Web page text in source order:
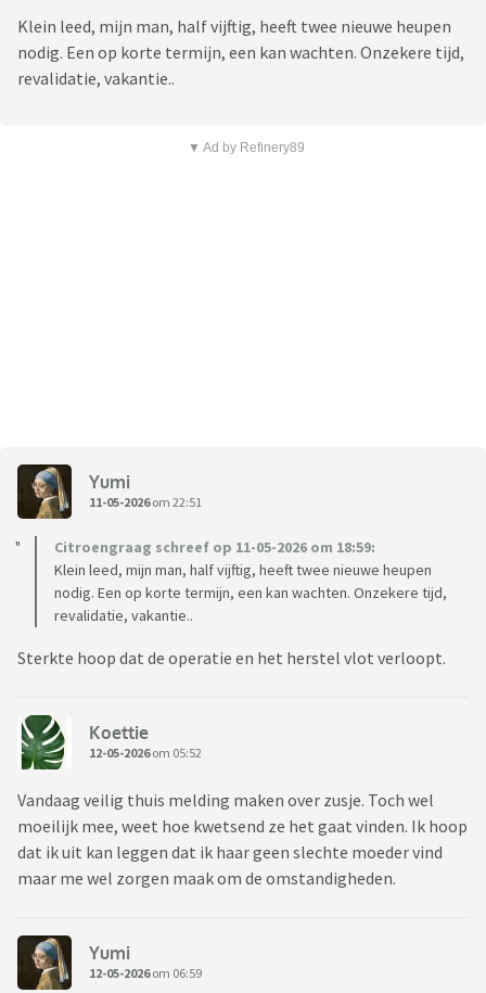
Klein leed, mijn man, half vijftig, heeft twee nieuwe heupen
nodig. Een op korte termijn, een kan wachten. Onzekere tijd,
revalidatie, vakantie..
▼ Ad by Refinery89
Yumi
11-05-2026om 22:51
Citroengraag schreef op 11-05-2026 om 18:59:
Klein leed, mijn man, half vijftig, heeft twee nieuwe heupen
nodig. Een op korte termijn, een kan wachten. Onzekere tijd,
revalidatie, vakantie..
Sterkte hoop dat de operatie en het herstel vlot verloopt.
Koettie
12-05-2026om 05:52
Vandaag veilig thuis melding maken over zusje. Toch wel
moeilijk mee, weet hoe kwetsend ze het gaat vinden. Ik hoop
dat ik uit kan leggen dat ik haar geen slechte moeder vind
maar me wel zorgen maak om de omstandigheden.
Yumi
12-05-2026om 06:59